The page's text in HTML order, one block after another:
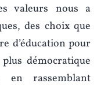
valeurs nous a
des choix que
d’éducation pour
démocratique
en rassemblant